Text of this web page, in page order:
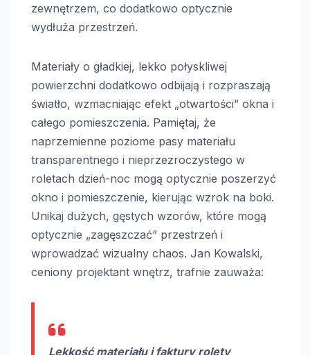
zewnętrzem, co dodatkowo optycznie
wydłuża przestrzeń.
Materiały o gładkiej, lekko połyskliwej
powierzchni dodatkowo odbijają i rozpraszają
światło, wzmacniając efekt „otwartości” okna i
całego pomieszczenia. Pamiętaj, że
naprzemienne poziome pasy materiału
transparentnego i nieprzezroczystego w
roletach dzień-noc mogą optycznie poszerzyć
okno i pomieszczenie, kierując wzrok na boki.
Unikaj dużych, gęstych wzorów, które mogą
optycznie „zagęszczać” przestrzeń i
wprowadzać wizualny chaos. Jan Kowalski,
ceniony projektant wnętrz, trafnie zauważa:
Lekkość materiału i faktury rolety